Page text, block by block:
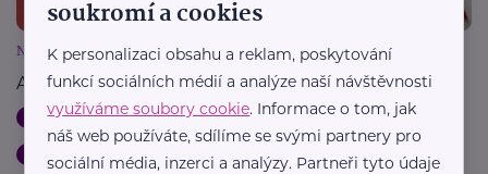
Nadace Dobrý anděl
Andělské dárky: Dvojí radost pod stromečkem
Dobročinnost Podpora a pomoc Rodina
Handicap, porucha
Dárek
soukromí a cookies
K personalizaci obsahu a reklam, poskytování
funkcí sociálních médií a analýze naší návštěvnosti
využíváme soubory cookie. Informace o tom, jak
náš web používáte, sdílíme se svými partnery pro
sociální média, inzerci a analýzy. Partneři tyto údaje